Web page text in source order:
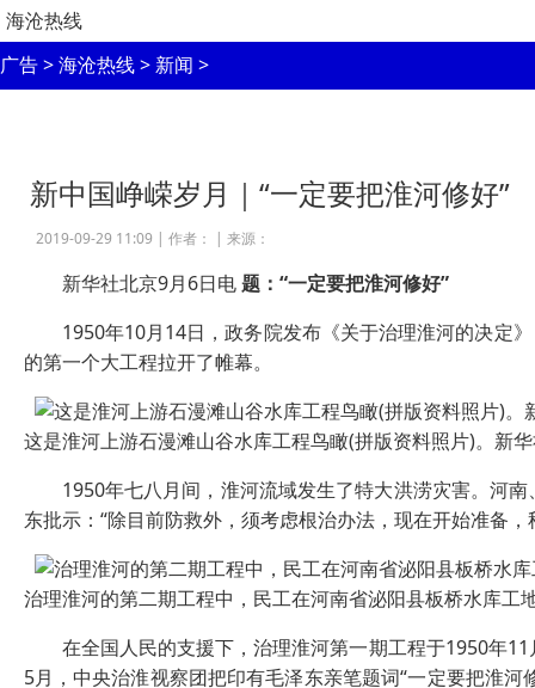
海沧热线
广告>海沧热线> 新闻 >
新中国峥嵘岁月｜“一定要把淮河修好”
2019-09-29 11:09 | 作者： | 来源：
新华社北京9月6日电题：“一定要把淮河修好”
1950年10月14日，政务院发布《关于治理淮河的决定》
的第一个大工程拉开了帷幕。
这是淮河上游石漫滩山谷水库工程鸟瞰(拼版资料照片)。新
1950年七八月间，淮河流域发生了特大洪涝灾害。河南
东批示：“除目前防救外，须考虑根治办法，现在开始准备
治理淮河的第二期工程中，民工在河南省泌阳县板桥水库工
在全国人民的支援下，治理淮河第一期工程于1950年11
5月，中央治淮视察团把印有毛泽东亲笔题词“一定要把淮